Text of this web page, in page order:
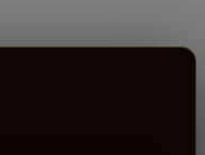
aucun avis